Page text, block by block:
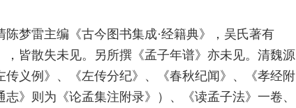
梦雷主编《古今图书集成·经籍典》，吴氏著有
，皆散失未见。另所撰《孟子年谱》亦未见。清魏源
传义例》、《左传分纪》、《春秋纪闻》、《孝经附
》则为《论孟集注附录》）、《读孟子法》一卷、